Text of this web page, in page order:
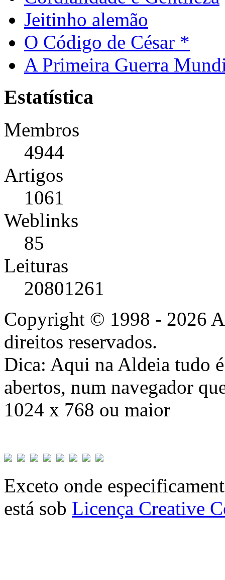
Jeitinho alemão
O Código de César *
A Primeira Guerra
Estatística
Membros
4944
Artigos
1061
Weblinks
85
Leituras
20801261
Copyright © 1998 - 2026
direitos reservados.
Dica: Aqui na Aldeia tudo
abertos, num navegador
1024 x 768 ou maior
Exceto onde
está sob Licença Creative